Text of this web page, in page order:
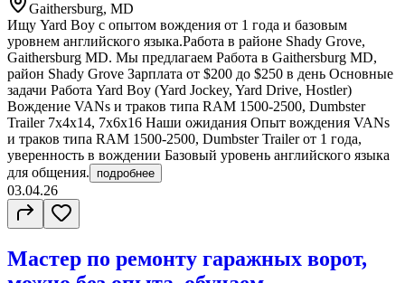
Gaithersburg, MD
Ищу Yard Boy с опытом вождения от 1 года и базовым
уровнем английского языка.Работа в районе Shady Grove,
Gaithersburg MD. Мы предлагаем Работа в Gaithersburg MD,
район Shady Grove Зарплата от $200 до $250 в день Основные
задачи Работа Yard Boy (Yard Jockey, Yard Drive, Hostler)
Вождение VANs и траков типа RAM 1500-2500, Dumbster
Trailer 7х4х14, 7х6х16 Наши ожидания Опыт вождения VANs
и траков типа RAM 1500-2500, Dumbster Trailer от 1 года,
уверенность в вождении Базовый уровень английского языка
для общения.
подробнее
03.04.26
Мастер по ремонту гаражных ворот,